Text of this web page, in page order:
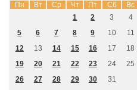
Пн Вт Ср Чт Пт Сб Вс
1 2 3
4
5
6 7 8 9 10
11
12
13 14 15 16 17
18
19
20 21 22 23 24
25
26
27 28 29 30 31